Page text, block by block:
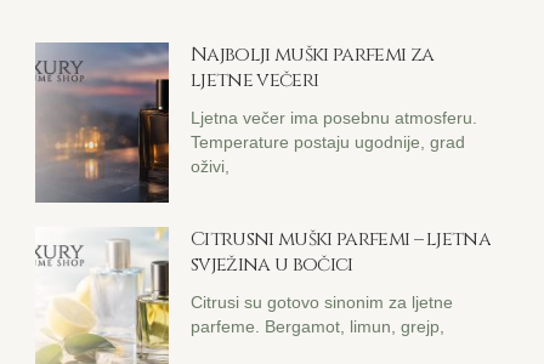
Najbolji muški parfemi za
ljetne večeri
Ljetna večer ima posebnu atmosferu.
Temperature postaju ugodnije, grad
oživi,
Citrusni muški parfemi – ljetna
svježina u bočici
Citrusi su gotovo sinonim za ljetne
parfeme. Bergamot, limun, grejp,